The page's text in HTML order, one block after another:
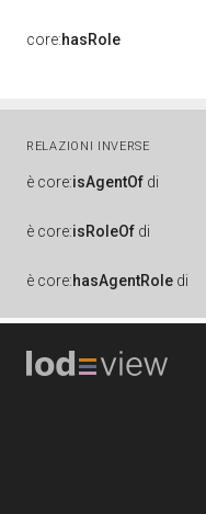
core:hasRole
RELAZIONI INVERSE
è core:isAgentOf di
è core:isRoleOf di
è core:hasAgentRole di